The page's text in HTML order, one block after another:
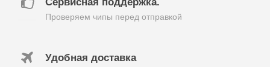
Сервисная поддержка.
Проверяем чипы перед отправкой
Удобная доставка